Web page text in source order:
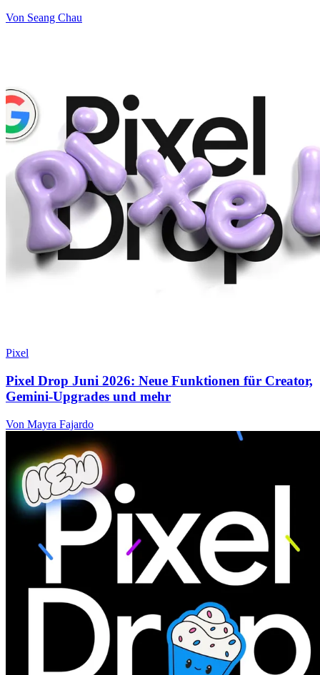
Von Seang Chau
Pixel
Pixel Drop Juni 2026: Neue Funktionen für Creator,
Gemini-Upgrades und mehr
Von Mayra Fajardo